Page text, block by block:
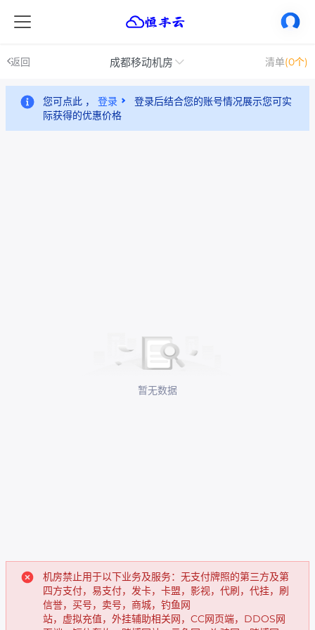
返回 成都移动机房 清单(0个)
您可点此 ， 登录
登录后结合您的账号情况展示您可实
际获得的优惠价格
暂无数据
机房禁止用于以下业务及服务：无支付牌照的第三方及第
四方支付，易支付，发卡，卡盟，影视，代刷，代挂，刷
信誉，买号，卖号，商城，钓鱼网
站，虚拟充值，外挂辅助相关网，CC网页端，DDOS网